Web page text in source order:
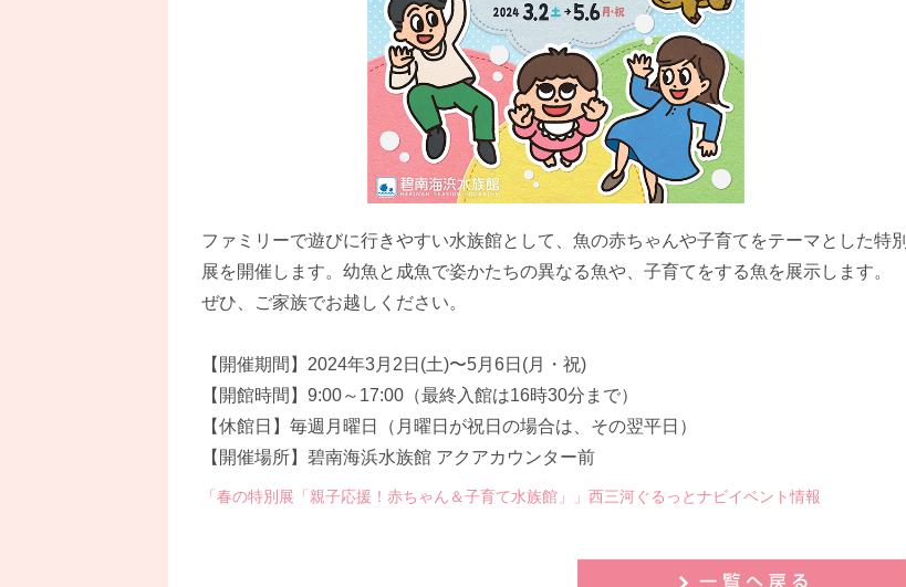
ファミリーで遊びに行きやすい水族館として、魚の赤ちゃんや子育てをテーマとした特別
展を開催します。幼魚と成魚で姿かたちの異なる魚や、子育てをする魚を展示します。
ぜひ、ご家族でお越しください。
【開催期間】2024年3月2日(土)〜5月6日(月・祝)
【開館時間】9:00～17:00（最終入館は16時30分まで）
【休館日】毎週月曜日（月曜日が祝日の場合は、その翌平日）
【開催場所】碧南海浜水族館 アクアカウンター前
「春の特別展「親子応援！赤ちゃん＆子育て水族館」」西三河ぐるっとナビイベント情報